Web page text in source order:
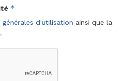
*
d'utilisation ainsi que la
.